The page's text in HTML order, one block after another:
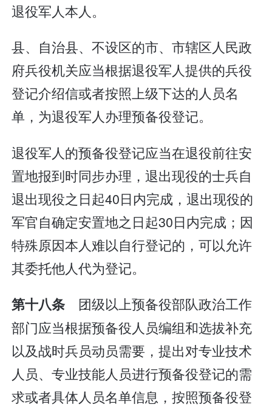
退役军人本人。
县、自治县、不设区的市、市辖区人民政
府兵役机关应当根据退役军人提供的兵役
登记介绍信或者按照上级下达的人员名
单，为退役军人办理预备役登记。
退役军人的预备役登记应当在退役前往安
置地报到时同步办理，退出现役的士兵自
退出现役之日起40日内完成，退出现役的
军官自确定安置地之日起30日内完成；因
特殊原因本人难以自行登记的，可以允许
其委托他人代为登记。
第十八条 团级以上预备役部队政治工作
部门应当根据预备役人员编组和选拔补充
以及战时兵员动员需要，提出对专业技术
人员、专业技能人员进行预备役登记的需
求或者具体人员名单信息，按照预备役登